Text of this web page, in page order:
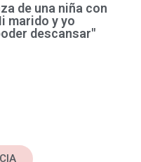
de una niña con
marido y yo
descansar"